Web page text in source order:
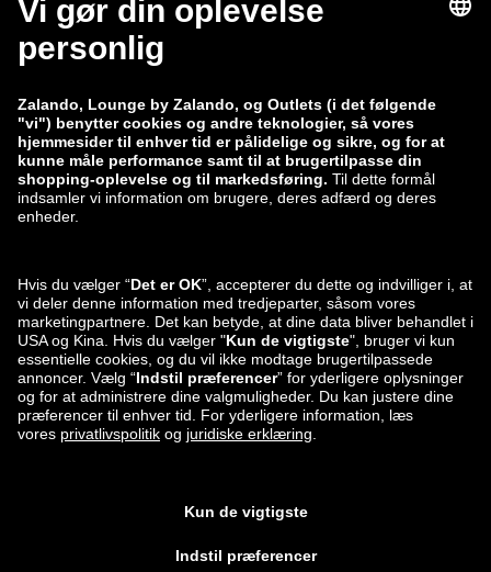
zalando-lounge.co.uk zalando-lounge.pl
zalando-lounge.lt zalando-lounge.sk
zalando-lounge.ro zalando-lounge.hr
zalando-lounge.si
zalando-lounge.lv zalando-lounge.no
Du kan også
finde os på
vejledende udsalgspris